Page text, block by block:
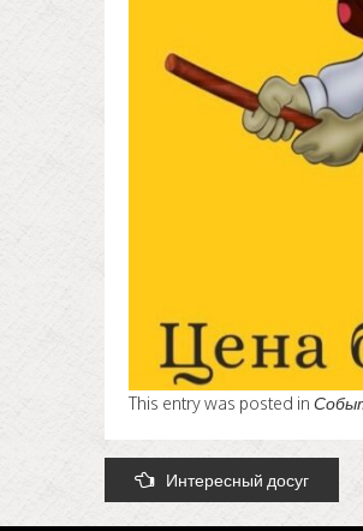
This entry was posted in
Post
navigation
Интересный досуг